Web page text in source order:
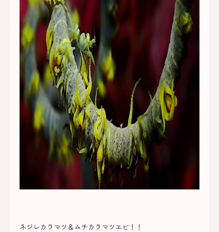
ネジレカラマツ＆ムチカラマツエビ！！